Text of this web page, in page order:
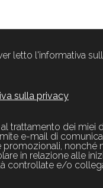
letto l'informativa
sulla privacy
trattamento dei miei
e-mail di
promozionali, nonché
in relazione alle
controllate e/o